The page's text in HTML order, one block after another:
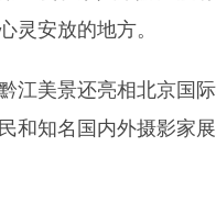
灵安放的地方。
江美景还亮相北京国
和知名国内外摄影家